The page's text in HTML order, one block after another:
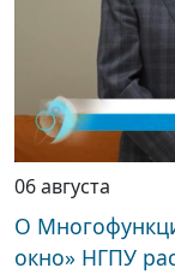
06 августа
О
окно» НГПУ